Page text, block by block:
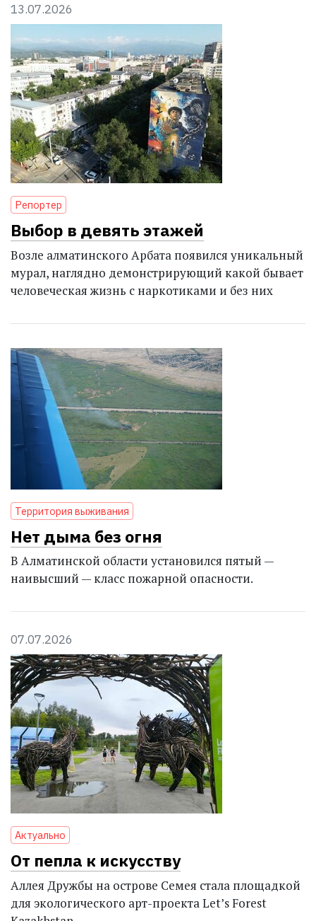
13.07.2026
Репортер
Выбор в девять этажей
Возле алматинского Арбата появился уникальный
мурал, наглядно демонстрирующий какой бывает
человеческая жизнь с наркотиками и без них
Территория выживания
Нет дыма без огня
В Алматинской области установился пятый —
наивысший — класс пожарной опасности.
07.07.2026
Актуально
От пепла к искусству
Аллея Дружбы на острове Семея стала площадкой
для экологического арт-проекта Let’s Forest